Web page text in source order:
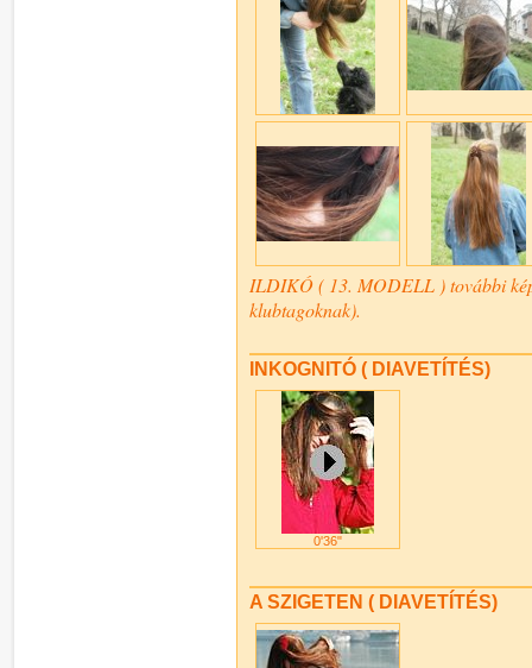
ILDIKÓ ( 13. MODELL ) további
klubtagoknak).
INKOGNITÓ ( DIAVETÍTÉS)
0'36"
A SZIGETEN ( DIAVETÍTÉS)